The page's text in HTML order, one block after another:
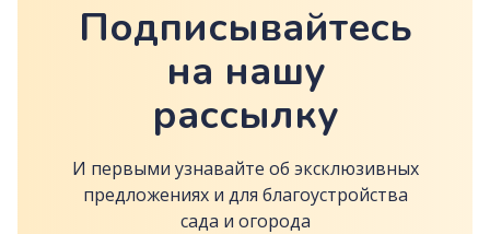
Подписывайтесь
на нашу
рассылку
И первыми узнавайте об эксклюзивных
предложениях и для благоустройства
сада и огорода